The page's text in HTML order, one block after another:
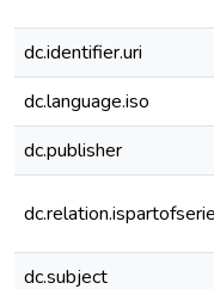
dc.identifier.uri
dc.language.iso
dc.publisher
dc.subject